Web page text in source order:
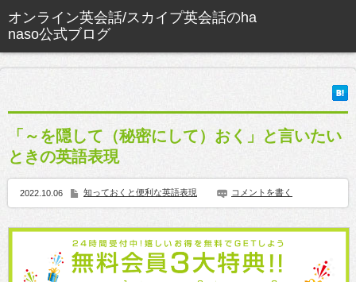
「～を隠して（秘密にして）おく」と言いたい
ときの英語表現
2022.10.06 知っておくと便利な英語表現 コメントを書く